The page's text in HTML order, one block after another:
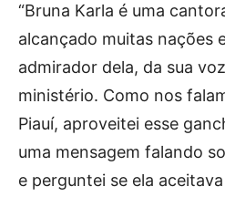
“Bruna Karla é uma
alcançado muitas nações
admirador dela, da sua
ministério. Como nos
Piauí, aproveitei esse
uma mensagem falando
e perguntei se ela